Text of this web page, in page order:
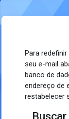
Ir para o conteúdo
Para
seu e-mail
banco de
endereço de
restabelecer